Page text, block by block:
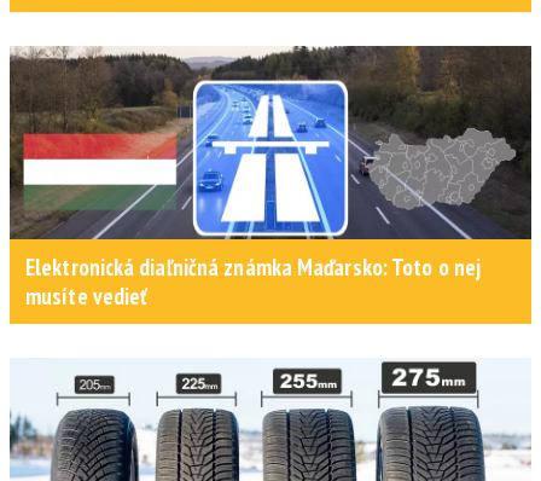
Elektronická diaľničná známka Maďarsko: Toto o nej
musíte vedieť